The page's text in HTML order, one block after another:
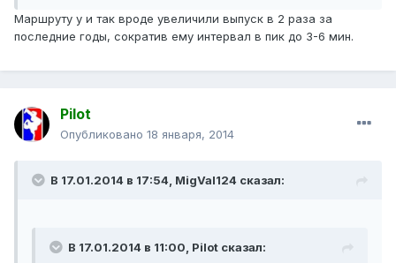
Маршруту у и так вроде увеличили выпуск в 2 раза за
последние годы, сократив ему интервал в пик до 3-6 мин.
Pilot
Опубликовано 18 января, 2014
В 17.01.2014 в 17:54, MigVal124 сказал:
В 17.01.2014 в 11:00, Pilot сказал: